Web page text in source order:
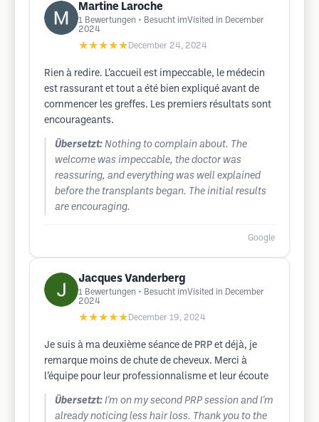
Martine Laroche
1 Bewertungen • Besucht imVisited in December
2024
★★★★★ December 24, 2024
Rien à redire. L’accueil est impeccable, le médecin
est rassurant et tout a été bien expliqué avant de
commencer les greffes. Les premiers résultats sont
encourageants.
Übersetzt: Nothing to complain about. The
welcome was impeccable, the doctor was
reassuring, and everything was well explained
before the transplants began. The initial results
are encouraging.
Google
Jacques Vanderberg
1 Bewertungen • Besucht imVisited in December
2024
★★★★★ December 19, 2024
Je suis à ma deuxième séance de PRP et déjà, je
remarque moins de chute de cheveux. Merci à
l’équipe pour leur professionnalisme et leur écoute
Übersetzt: I'm on my second PRP session and I'm
already noticing less hair loss. Thank you to the